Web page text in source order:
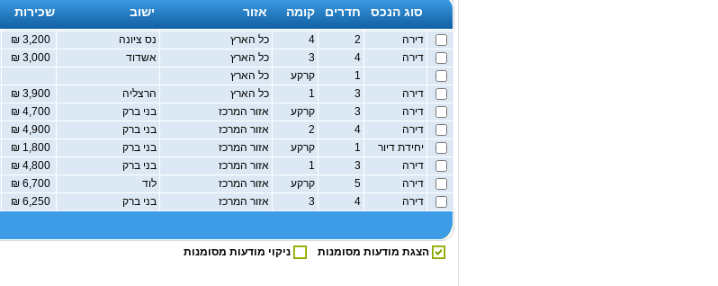
סוג הנכס חדרים קומה אזור ישוב שכירות
דירה כל הארץ נס ציונה
דירה
כל הארץ אשדוד
קרקע כל הארץ
דירה
כל הארץ הרצליה
דירה
קרקע אזור המרכז בני ברק
דירה
אזור המרכז בני ברק
יחידת דיור
קרקע אזור המרכז בני ברק
דירה
אזור המרכז בני ברק
דירה
קרקע אזור המרכז לוד
דירה
אזור המרכז בני ברק
הצגת מודעות מסומנות ניקוי מודעות מסומנות